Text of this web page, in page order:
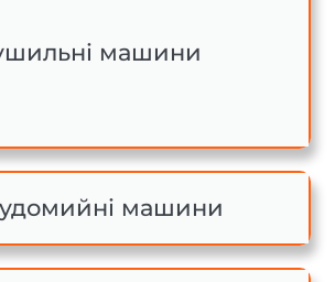
машини
машини